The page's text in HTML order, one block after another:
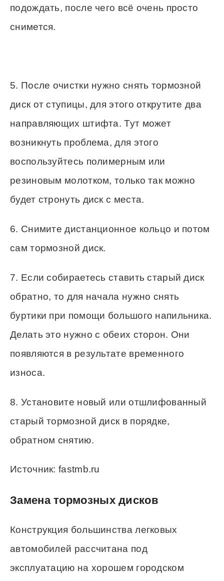
подождать, после чего всё очень просто
снимется.
5. После очистки нужно снять тормозной
диск от ступицы, для этого открутите два
направляющих штифта. Тут может
возникнуть проблема, для этого
воспользуйтесь полимерным или
резиновым молотком, только так можно
будет стронуть диск с места.
6. Снимите дистанционное кольцо и потом
сам тормозной диск.
7. Если собираетесь ставить старый диск
обратно, то для начала нужно снять
буртики при помощи большого напильника.
Делать это нужно с обеих сторон. Они
появляются в результате временного
износа.
8. Установите новый или отшлифованный
старый тормозной диск в порядке,
обратном снятию.
Источник: fastmb.ru
Замена тормозных дисков
Конструкция большинства легковых
автомобилей рассчитана под
эксплуатацию на хорошем городском